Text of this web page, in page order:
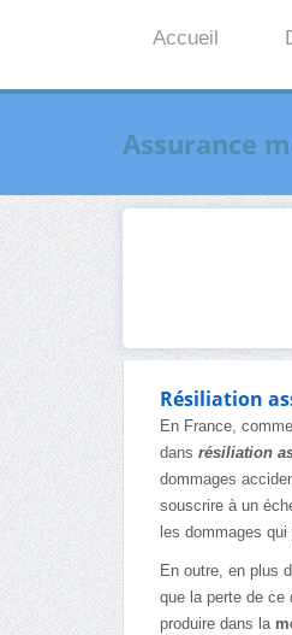
Accueil
Assurance
Résiliation
En France,
dans résiliation
dommages
souscrire à un
les dommages
En outre, en plus
que la perte de ce
produire dans la